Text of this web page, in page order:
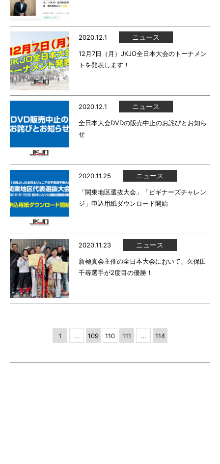
2020.12.1 ニュース
12月7日（月）JKJO全日本大会のトーナメン
トを発表します！
2020.12.1 ニュース
全日本大会DVDの販売中止のお詫びとお知ら
せ
2020.11.25 ニュース
「関東地区選抜大会」「ビギナーズチャレン
ジ」申込用紙ダウンロード開始
2020.11.23 ニュース
新極真会主催の全日本大会において、久保田
千尋選手が2度目の優勝！
1 … 109 110 111 … 114